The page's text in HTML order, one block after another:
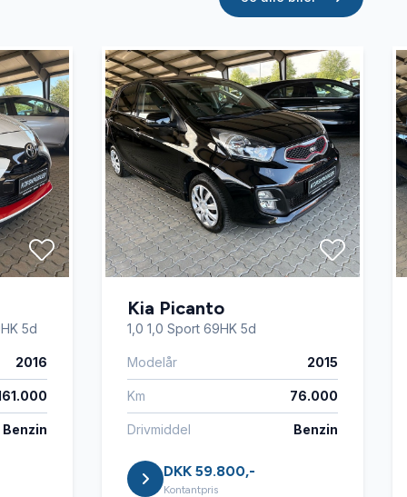
5d
2016
Benzin
Kia Picanto
1,0 1,0 Sport 69HK 5d
Modelår 2015
Km 76.000
Drivmiddel Benzin
DKK 59.800,-
Kontantpris